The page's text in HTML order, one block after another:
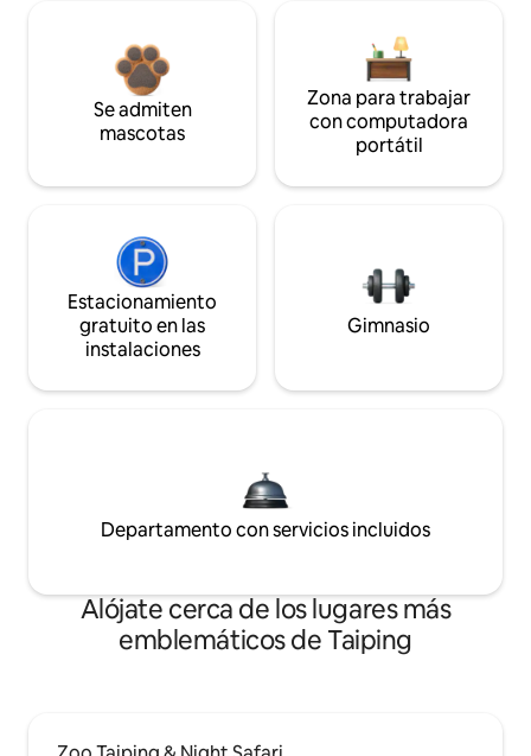
Se admiten
mascotas
Zona para trabajar
con computadora
portátil
Estacionamiento
gratuito en las
instalaciones
Gimnasio
Departamento con servicios incluidos
Alójate cerca de los lugares más
emblemáticos de Taiping